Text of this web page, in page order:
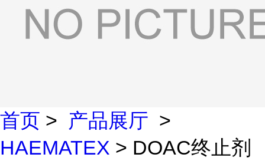
首页 > 产品展厅 >
HAEMATEX > DOAC终止剂